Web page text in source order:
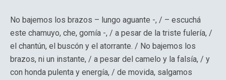
No bajemos los brazos – lungo aguante -, / – escuchá
este chamuyo, che, gomía -, / a pesar de la triste fulería, /
el chantún, el buscón y el atorrante. / No bajemos los
brazos, ni un instante, / a pesar del camelo y la falsía, / y
con honda pulenta y energía, / de movida, salgamos